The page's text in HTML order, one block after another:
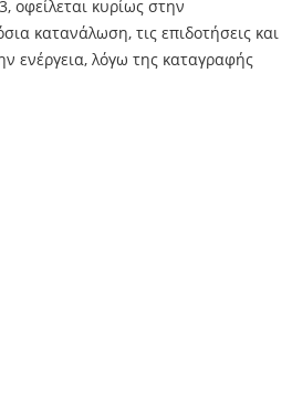
κυρίως στην
κατανάλωση, τις επιδοτήσεις και
ενέργεια, λόγω της καταγραφής